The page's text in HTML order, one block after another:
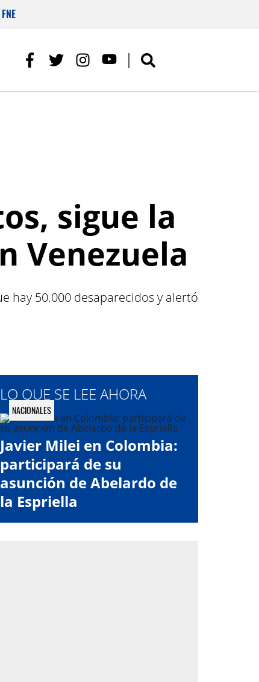
FNE
sigue la
Venezuela
hay 50.000 desaparecidos y alertó
LO QUE SE LEE AHORA
NACIONALES
Javier Milei en Colombia:
participará de su
asunción de Abelardo de
la Espriella